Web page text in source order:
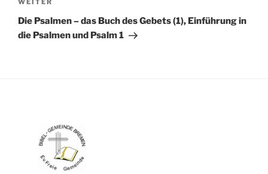
Nächster
Beitrag
WEITER
Die Psalmen – das Buch des Gebets (1), Einführung in
die Psalmen und Psalm 1